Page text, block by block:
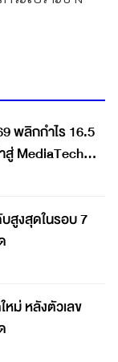
พลิกกำไร 16.5
สู่ MediaTech
สูงสุดในรอบ 7
ม่ หลังตัวเลข